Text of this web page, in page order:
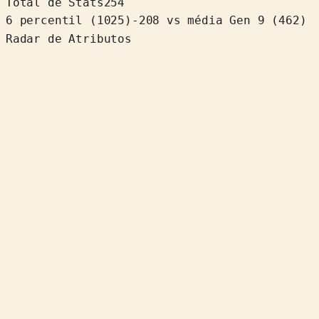
6 percentil
( 1025 ) -208
vs média Gen 9 (462)
Radar de Atributos